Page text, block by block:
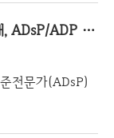
1과목 2장 빅데이터의 이해, ADsP/ADP 요약 및 설명 #6
전문가(ADsP)